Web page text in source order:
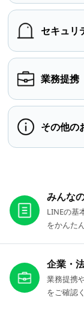
セキュリ
業務提携
その他の
みんな
LINEの基
をかんた
企業・
業務提携
をご確認